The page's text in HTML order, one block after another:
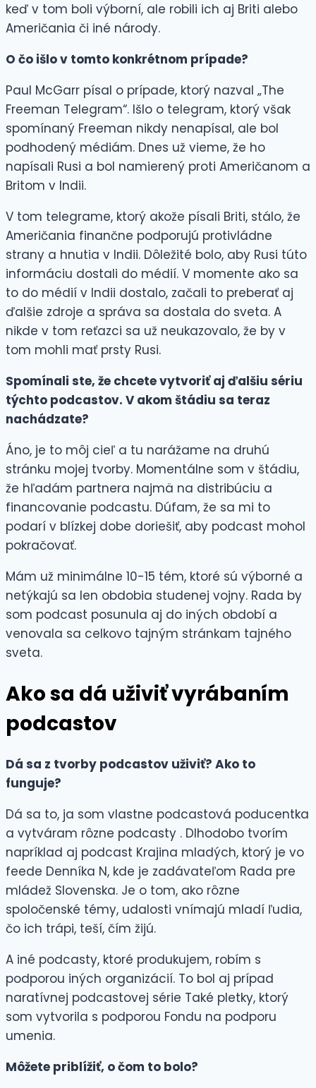
keď v tom boli výborní, ale robili ich aj Briti alebo
Američania či iné národy.
O čo išlo v tomto konkrétnom prípade?
Paul McGarr písal o prípade, ktorý nazval „The
Freeman Telegram“. Išlo o telegram, ktorý však
spomínaný Freeman nikdy nenapísal, ale bol
podhodený médiám. Dnes už vieme, že ho
napísali Rusi a bol namierený proti Američanom a
Britom v Indii.
V tom telegrame, ktorý akože písali Briti, stálo, že
Američania finančne podporujú protivládne
strany a hnutia v Indii. Dôležité bolo, aby Rusi túto
informáciu dostali do médií. V momente ako sa
to do médií v Indii dostalo, začali to preberať aj
ďalšie zdroje a správa sa dostala do sveta. A
nikde v tom reťazci sa už neukazovalo, že by v
tom mohli mať prsty Rusi.
Spomínali ste, že chcete vytvoriť aj ďalšiu sériu
týchto podcastov. V akom štádiu sa teraz
nachádzate?
Áno, je to môj cieľ a tu narážame na druhú
stránku mojej tvorby. Momentálne som v štádiu,
že hľadám partnera najmä na distribúciu a
financovanie podcastu. Dúfam, že sa mi to
podarí v blízkej dobe doriešiť, aby podcast mohol
pokračovať.
Mám už minimálne 10-15 tém, ktoré sú výborné a
netýkajú sa len obdobia studenej vojny. Rada by
som podcast posunula aj do iných období a
venovala sa celkovo tajným stránkam tajného
sveta.
Ako sa dá uživiť vyrábaním
podcastov
Dá sa z tvorby podcastov uživiť? Ako to
funguje?
Dá sa to, ja som vlastne podcastová poducentka
a vytváram rôzne podcasty . Dlhodobo tvorím
napríklad aj podcast Krajina mladých, ktorý je vo
feede Denníka N, kde je zadávateľom Rada pre
mládež Slovenska. Je o tom, ako rôzne
spoločenské témy, udalosti vnímajú mladí ľudia,
čo ich trápi, teší, čím žijú.
A iné podcasty, ktoré produkujem, robím s
podporou iných organizácií. To bol aj prípad
naratívnej podcastovej série Také pletky, ktorý
som vytvorila s podporou Fondu na podporu
umenia.
Môžete priblížiť, o čom to bolo?